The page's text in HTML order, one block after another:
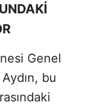
Genel
bu